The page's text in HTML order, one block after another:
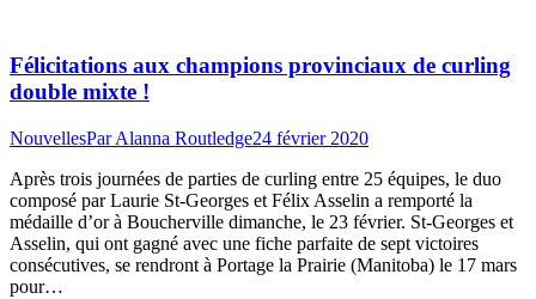
Félicitations aux champions provinciaux de curling
double mixte !
NouvellesParAlanna Routledge24 février 2020
Après trois journées de parties de curling entre 25 équipes, le duo
composé par Laurie St-Georges et Félix Asselin a remporté la
médaille d’or à Boucherville dimanche, le 23 février. St-Georges et
Asselin, qui ont gagné avec une fiche parfaite de sept victoires
consécutives, se rendront à Portage la Prairie (Manitoba) le 17 mars
pour…